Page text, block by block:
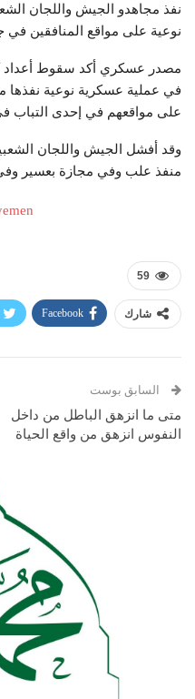
نفذ مجاهدو الجيش واللجان
نوعية على مواقع المنافقين
مصدر عسكري أكد سقوط أعداد
في عملية عسكرية نوعية نفذها
على مواقعهم في إحدى التباب
وقد أفشل الجيش واللجان
منفذ علب وفي مجازة بعسير
59
شارك Facebook
السابق بوست
متى ما انزهق الباطل من داخل
النفوس انزهق من واقع الحياة